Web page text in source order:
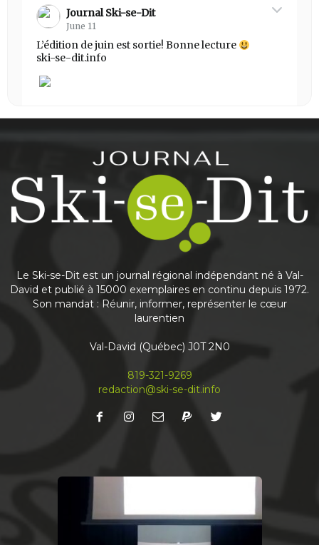
Journal Ski-se-Dit
June 11
L’édition de juin est sortie! Bonne lecture
ski-se-dit.info
Journal Ski-se-Dit
May 25
This content isn't available right now
Journal Ski-se-Dit
Nouvelle édition du journal
infolettre mensuelle pour recevoir votre Ski-se-
Dit avant même qu’il sorte de l’imprimerie
April 13
Le journal du mois est fin prêt. Bonne lecture
Le Ski-se-Dit est un journal régional indépendant né à Val-
David et publié à 15000 exemplaires en continu depuis 1972.
Son mandat : Réunir, informer, représenter le cœur
laurentien
Val-David (Québec) J0T 2N0
819-321-9269
redaction@ski-se-dit.info